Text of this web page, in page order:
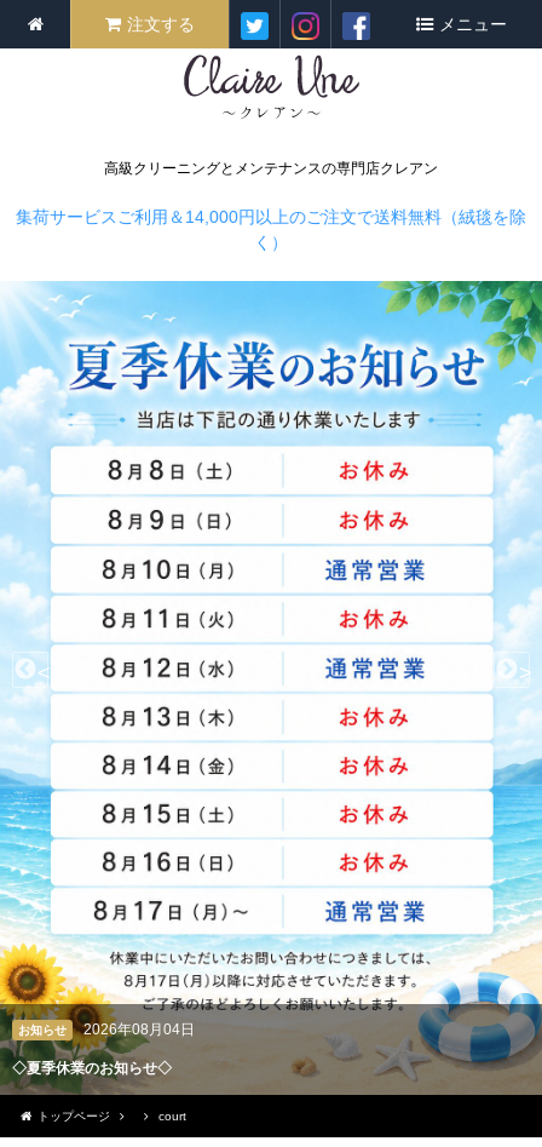
高級クリーニングとメンテナンスの専門店クレアン
注文する メニュー
集荷サービスご利用＆14,000円以上のご注文で送料無料（絨毯を除
く）
お知らせ 2026年08月04日
◇夏季休業のお知らせ◇
< >
トップページ court